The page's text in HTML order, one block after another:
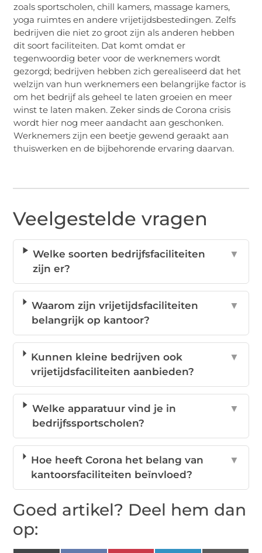
zoals sportscholen, chill kamers, massage kamers,
yoga ruimtes en andere vrijetijdsbestedingen. Zelfs
bedrijven die niet zo groot zijn als anderen hebben
dit soort faciliteiten. Dat komt omdat er
tegenwoordig beter voor de werknemers wordt
gezorgd; bedrijven hebben zich gerealiseerd dat het
welzijn van hun werknemers een belangrijke factor is
om het bedrijf als geheel te laten groeien en meer
winst te laten maken. Zeker sinds de Corona crisis
wordt hier nog meer aandacht aan geschonken.
Werknemers zijn een beetje gewend geraakt aan
thuiswerken en de bijbehorende ervaring daarvan.
Veelgestelde vragen
Welke soorten bedrijfsfaciliteiten
zijn er?
▼
Waarom zijn vrijetijdsfaciliteiten
belangrijk op kantoor?
▼
Kunnen kleine bedrijven ook
vrijetijdsfaciliteiten aanbieden?
▼
Welke apparatuur vind je in
bedrijfssportscholen?
▼
Hoe heeft Corona het belang van
kantoorsfaciliteiten beïnvloed?
▼
Goed artikel? Deel hem dan
op: